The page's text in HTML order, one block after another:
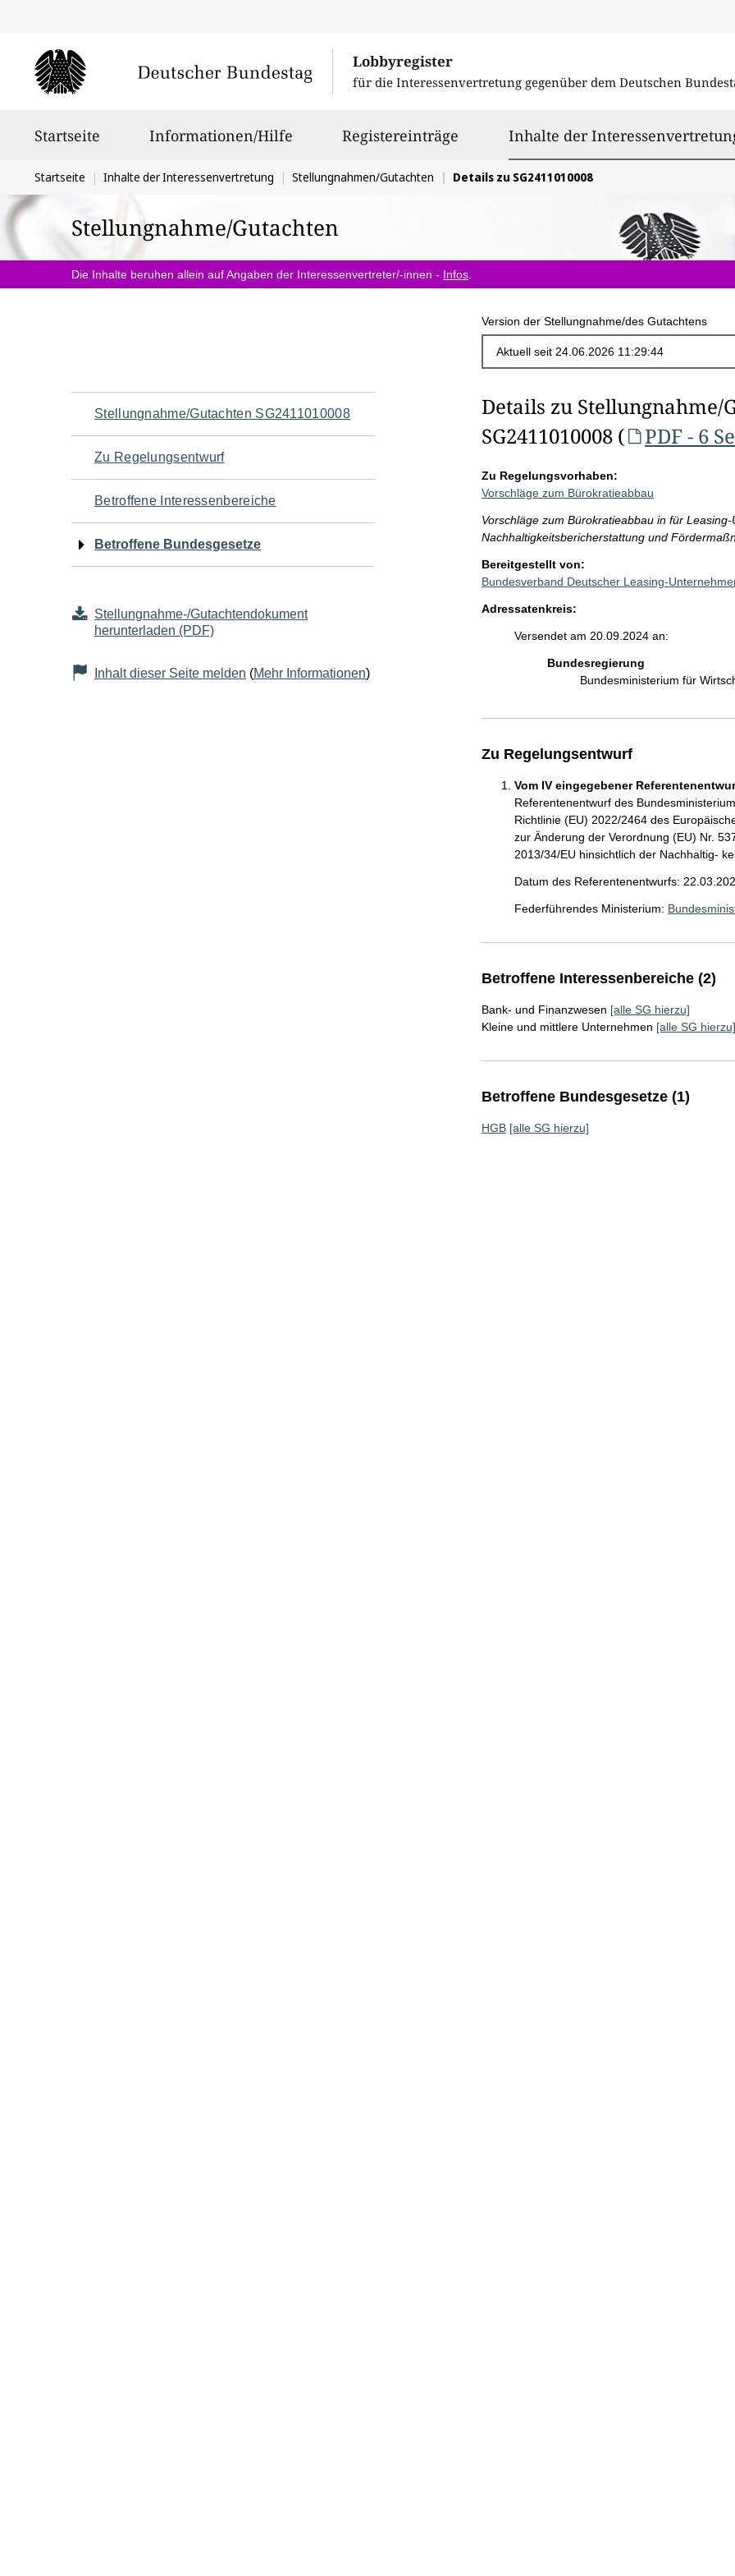
Lobbyregister
für die Interessenvertretung gegenüber dem Deutschen
Startseite Informationen/Hilfe Registereinträge Inhalte der
Sie
befinden
sich
hier:
Startseite Inhalte der Interessenvertretung Stellungnahmen/Gutachten Details zu SG2411010008
Stellungnahme/Gutachten
Die Inhalte beruhen allein auf Angaben der Interessenvertreter/-innen - Infos
Version der Stellungnahme/des Gutachtens
Navigation
für
den
Seiteninhalt
Stellungnahme/Gutachten SG2411010008
Zu Regelungsentwurf
Betroffene Interessenbereiche
Betroffene Bundesgesetze
Stellungnahme-/Gutachtendokument
herunterladen (PDF)
Inhalt dieser Seite melden (Mehr Informationen)
Details zu Stellungnahme/
SG2411010008 (
PDF - 6
Zu Regelungsvorhaben:
Vorschläge zum Bürokratieabbau
Vorschläge zum Bürokratieabbau in für
Nachhaltigkeitsbericherstattung und
Bereitgestellt von:
Bundesverband Deutscher Leasing-
Adressatenkreis:
Versendet am 20.09.2024 an:
Bundesregierung
Bundesministerium für
Zu Regelungsentwurf
Vom IV eingegebener
Referentenentwurf des
Richtlinie (EU) 2022/2464 des
zur Änderung der Verordnung (EU) Nr.
2013/34/EU hinsichtlich der Nachhaltig-
Datum des Referentenentwurfs:
Federführendes Ministerium:
Betroffene Interessenbereiche (2)
Bank- und Finanzwesen [alle SG hierzu]
Kleine und mittlere Unternehmen [alle SG hierzu]
Betroffene Bundesgesetze (1)
HGB [alle SG hierzu]